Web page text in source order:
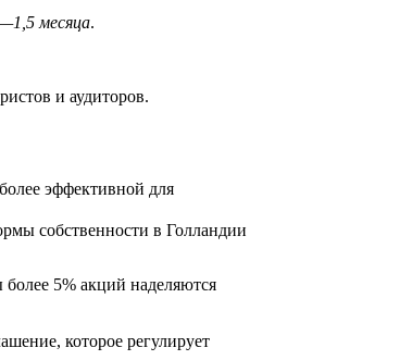
месяца.
и аудиторов.
эффективной для
5% акций наделяются
которое регулирует